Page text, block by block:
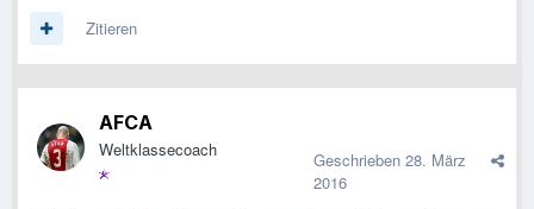
Zitieren
AFCA
Weltklassecoach Geschrieben 28. März
2016